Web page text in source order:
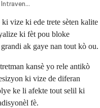
Amivantamab Vmjw Intravenous Route
vize ki ede trete sèten kalite
ki fèt pou bloke
ak gaye nan tout kò ou.
kansè yo rele antikò
ki vize de diferan
ke li afekte tout selil ki
fè.